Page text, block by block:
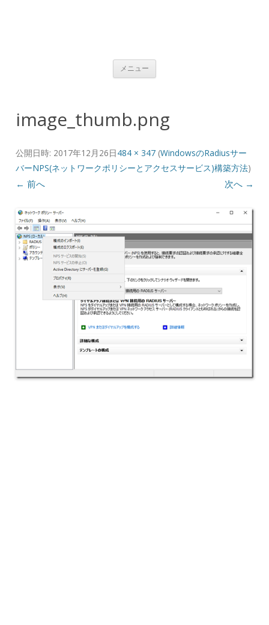
メニュー コンテンツへ移動
image_thumb.png
公開日時: 2017年12月26日484 × 347(WindowsのRadiusサー
バーNPS(ネットワークポリシーとアクセスサービス)構築方法)
← 前へ 次へ →